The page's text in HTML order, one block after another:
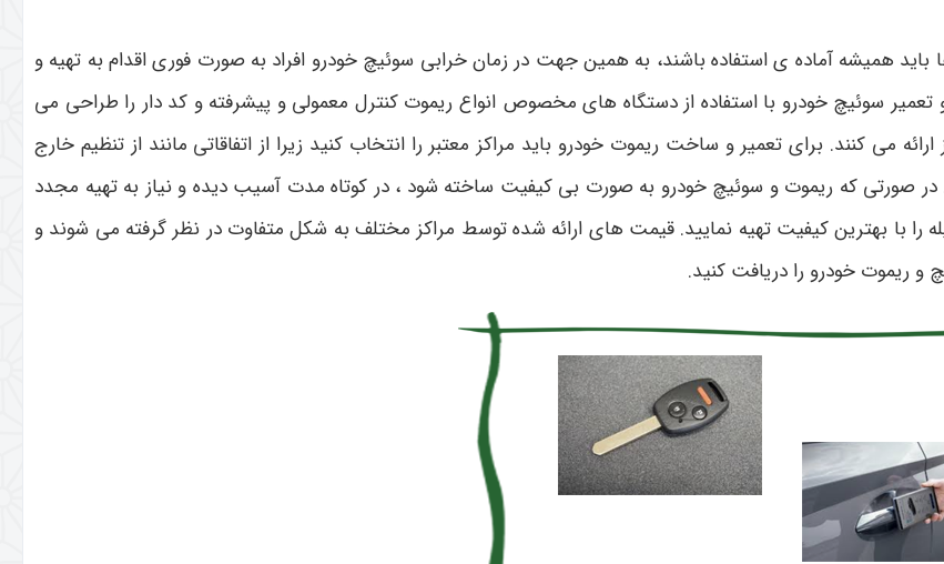
همیشه آماده ی استفاده باشند، به همین جهت در زمان خرابی سوئیچ خودرو افراد به صورت فوری اقدام به تهیه و
سوئیچ خودرو با استفاده از دستگاه های مخصوص انواع ریموت کنترل معمولی و پیشرفته و کد دار را طراحی می
می کنند. برای تعمیر و ساخت ریموت خودرو باید مراکز معتبر را انتخاب کنید زیرا از اتفاقاتی مانند از تنظیم خارج
صورتی که ریموت و سوئیچ خودرو به صورت بی کیفیت ساخته شود ، در کوتاه مدت آسیب دیده و نیاز به تهیه مجدد
را با بهترین کیفیت تهیه نمایید. قیمت های ارائه شده توسط مراکز مختلف به شکل متفاوت در نظر گرفته می ‌شوند و
ریموت خودرو را دریافت کنید.